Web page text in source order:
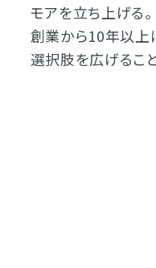
モアを立ち上げる。
創業から10年以上
選択肢を広げるこ